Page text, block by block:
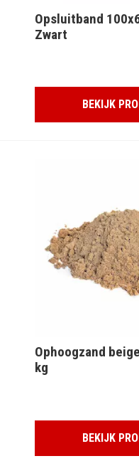
Opsluitband
Zwart
BEKIJK
Ophoogzand
kg
BEKIJK